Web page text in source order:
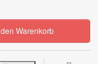
Letter Gothic 12 zu CHF
Warenkorb